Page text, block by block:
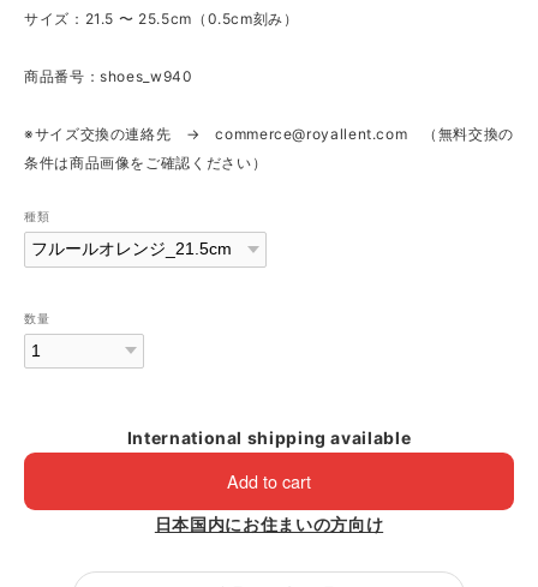
サイズ：21.5 〜 25.5cm（0.5cm刻み）
商品番号：shoes_w940
※サイズ交換の連絡先 →commerce@royallent.com （無料交換の
条件は商品画像をご確認ください）
種類
数量
International shipping available
Add to cart
日本国内にお住まいの方向け